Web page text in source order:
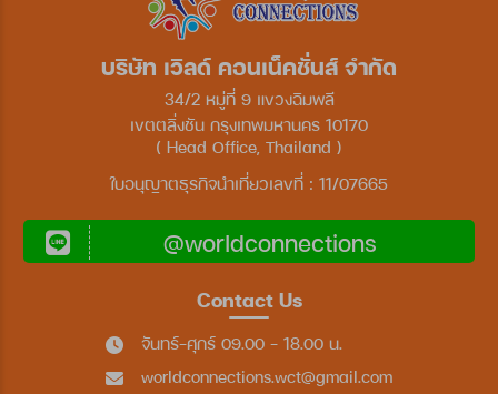
บริษัท เวิลด์ คอนเน็คชั่นส์ จำกัด
34/2 หมู่ที่ 9 แขวงฉิมพลี
เขตตลิ่งชัน กรุงเทพมหานคร 10170
( Head Office, Thailand )
ใบอนุญาตธุรกิจนำเที่ยวเลขที่ : 11/07665
@worldconnections
Contact Us
จันทร์-ศุกร์ 09.00 - 18.00 น.
worldconnections.wct@gmail.com